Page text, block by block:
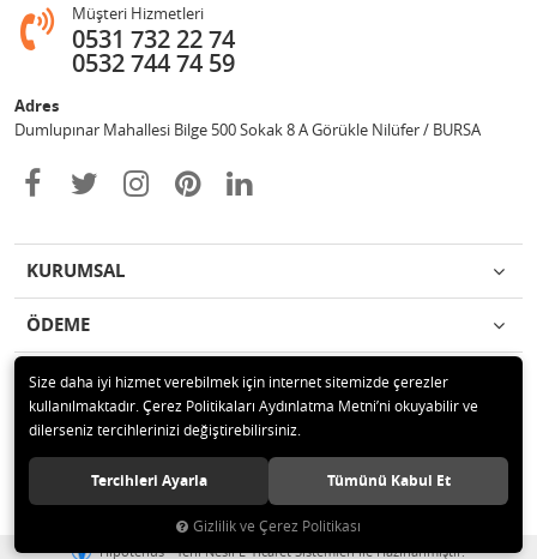
Müşteri Hizmetleri
0531 732 22 74
0532 744 74 59
Adres
Dumlupınar Mahallesi Bilge 500 Sokak 8 A Görükle Nilüfer / BURSA
KURUMSAL
ÖDEME
İLETİŞİM
© 2020 MAG OTOMOTİV Tüm hakları saklıdır.
Hipotenüs Yeni Nesil E-Ticaret Sistemleri ile Hazırlanmıştır.
Size daha iyi hizmet verebilmek için internet sitemizde çerezler
kullanılmaktadır. Çerez Politikaları Aydınlatma Metni’ni okuyabilir ve
dilerseniz tercihlerinizi değiştirebilirsiniz.
Tercihleri Ayarla Tümünü Kabul Et
Gizlilik ve Çerez Politikası